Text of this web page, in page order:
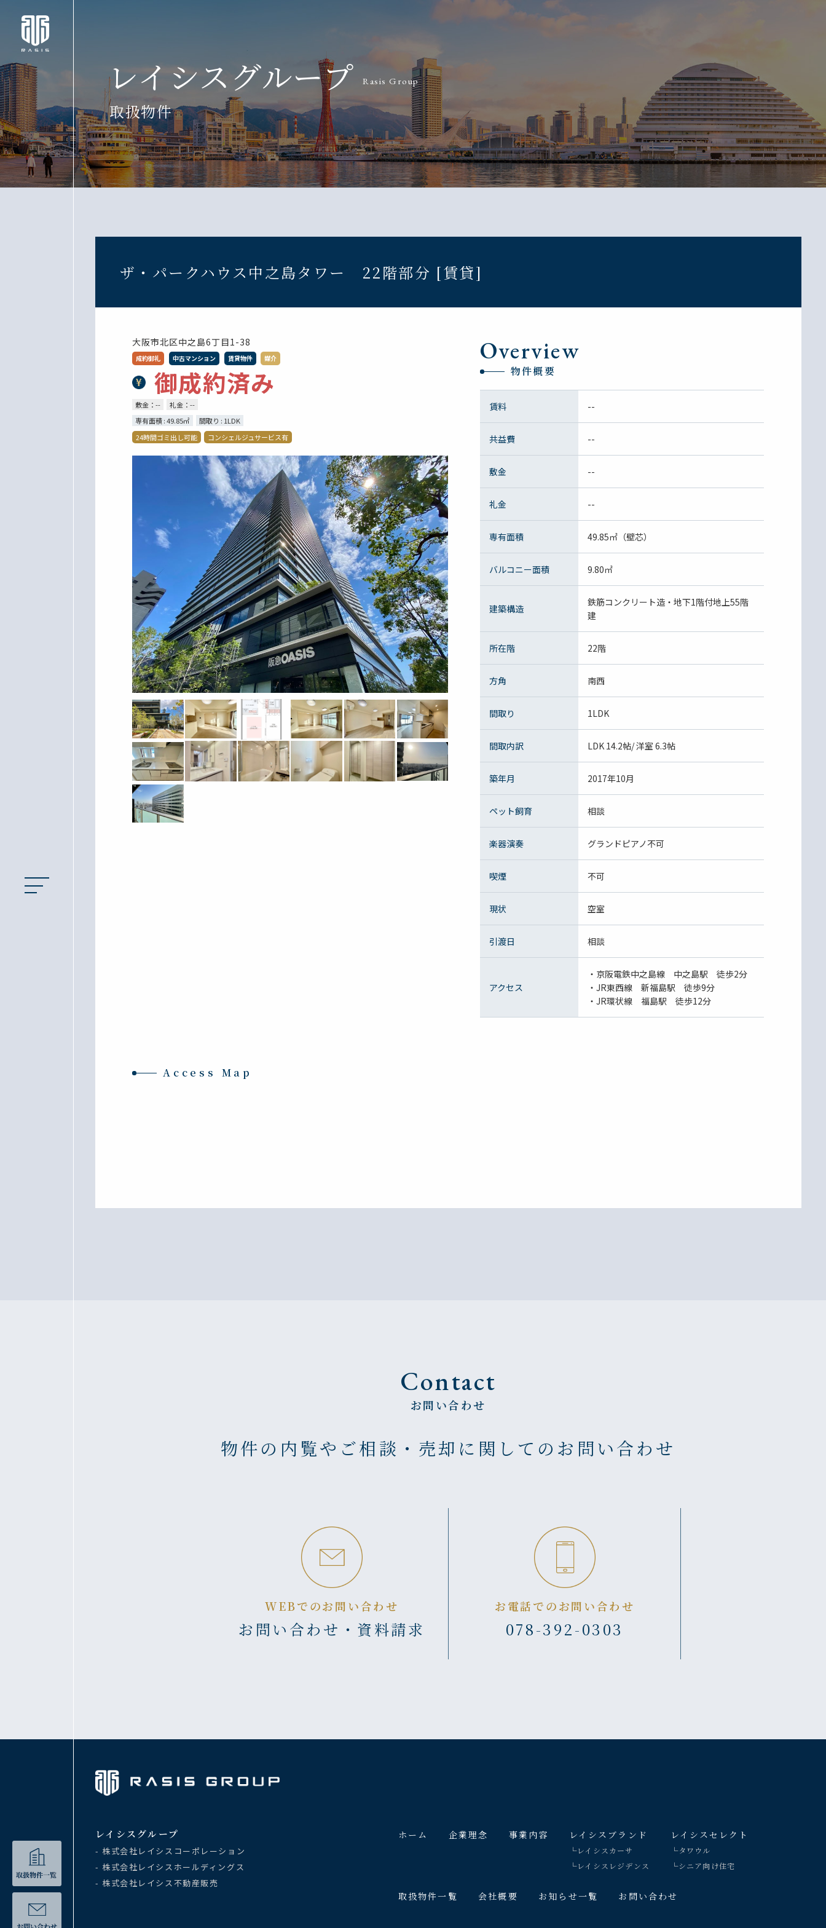
レイシスグループ Rasis Group
取扱物件
ザ・パークハウス中之島タワー 22階部分 [賃貸]
大阪市北区中之島6丁目1-38
成約御礼 中古マンション 賃貸物件 媒介
御成約済み
敷金：--
礼金：--
専有面積 : 49.85㎡
間取り : 1LDK
24時間ゴミ出し可能
コンシェルジュサービス有
Overview
物件概要
賃料 --
共益費 --
敷金 --
礼金 --
専有面積 49.85㎡（壁芯）
バルコニー面積 9.80㎡
建築構造
鉄筋コンクリート造・地下1階付地上55階
建
所在階 22階
方角 南西
間取り 1LDK
間取内訳 LDK 14.2帖/ 洋室 6.3帖
築年月 2017年10月
ペット飼育 相談
楽器演奏 グランドピアノ不可
喫煙 不可
現状 空室
引渡日 相談
アクセス
・京阪電鉄中之島線 中之島駅 徒歩2分
・JR東西線 新福島駅 徒歩9分
・JR環状線 福島駅 徒歩12分
Access Map
Contact
お問い合わせ
物件の内覧やご相談・売却に 関してのお問い合わせ
WEBでのお問い合わせ
お問い合わせ・資料請求
お電話でのお問い合わせ
078-392-0303
レイシスグループ
- 株式会社レイシスコーポレーション
- 株式会社レイシスホールディングス
- 株式会社レイシス不動産販売
ホーム 企業理念 事業内容 レイシスブランド
└レイシスカーサ
└レイシスレジデンス
レイシスセレクト
└タワウル
└シニア向け住宅
取扱物件一覧 会社概要 お知らせ一覧 お問い合わせ